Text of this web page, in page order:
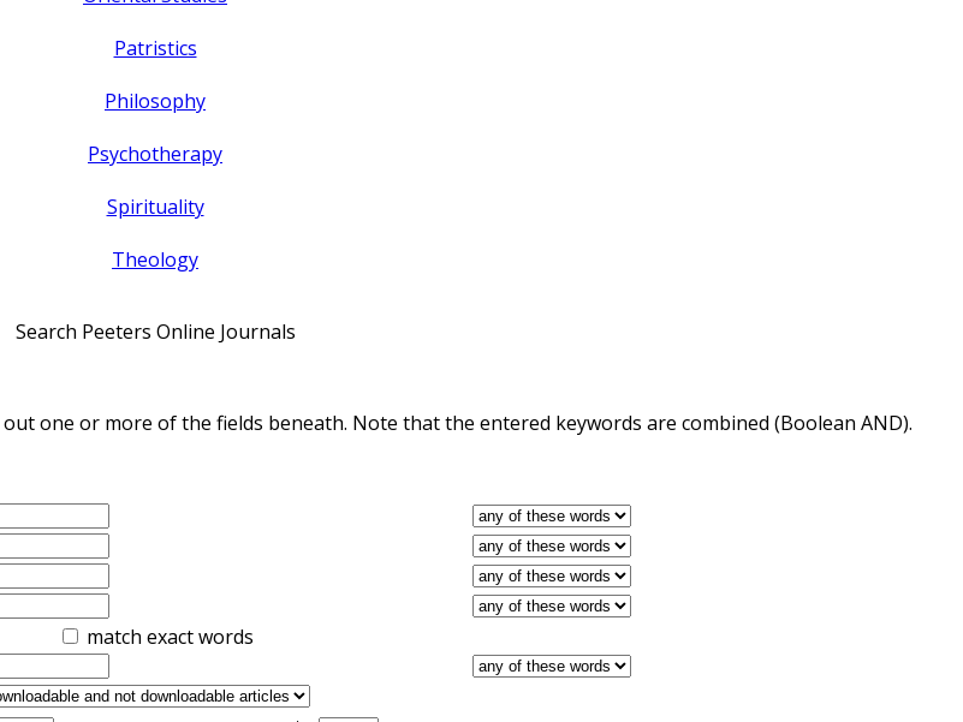
Patristics
Philosophy
Psychotherapy
Spirituality
Theology
Search Peeters Online Journals
one or more of the fields beneath. Note that the entered keywords are combined (Boolean AND).
match exact words